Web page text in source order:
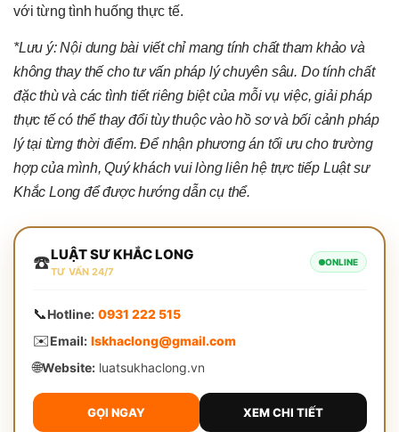
với từng tình huống thực tế.
*Lưu ý: Nội dung bài viết chỉ mang tính chất tham khảo và
không thay thế cho tư vấn pháp lý chuyên sâu. Do tính chất
đặc thù và các tình tiết riêng biệt của mỗi vụ việc, giải pháp
thực tế có thể thay đổi tùy thuộc vào hồ sơ và bối cảnh pháp
lý tại từng thời điểm. Để nhận phương án tối ưu cho trường
hợp của mình, Quý khách vui lòng liên hệ trực tiếp Luật sư
Khắc Long để được hướng dẫn cụ thể.
☎️LUẬT SƯ KHẮC LONG
TƯ VẤN 24/7
ONLINE
📞Hotline: 0931 222 515
✉️Email: lskhaclong@gmail.com
🌐Website:luatsukhaclong.vn
GỌI NGAY XEM CHI TIẾT